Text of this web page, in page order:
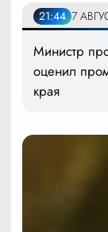
21:44 7
Министр
оценил
края